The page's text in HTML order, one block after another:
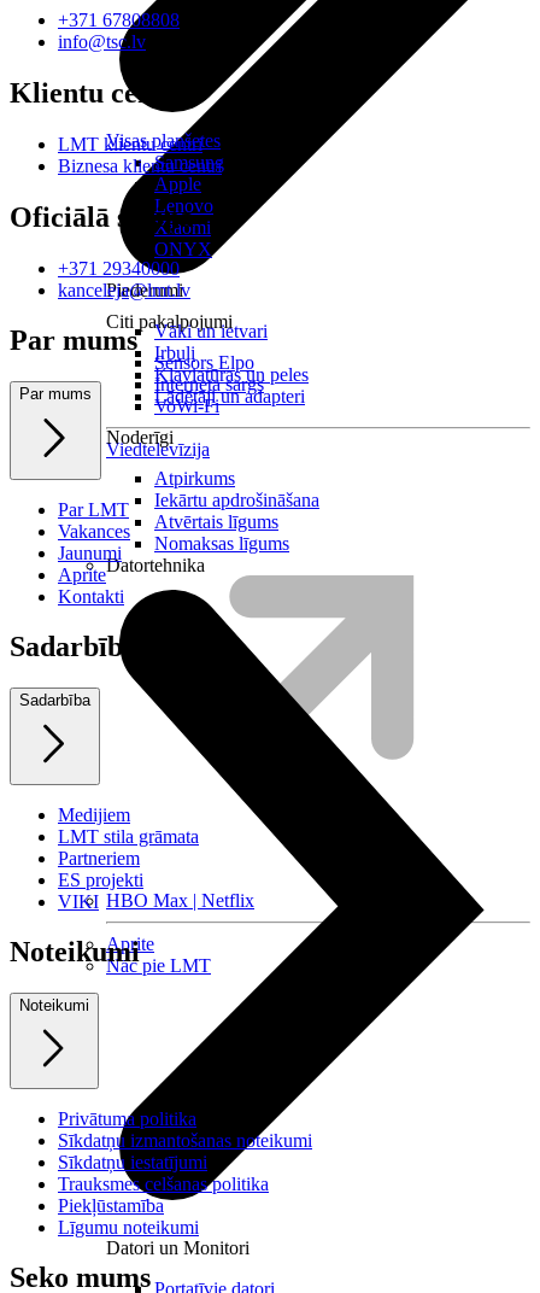
Citi pakalpojumi
Sensors Elpo
Interneta sargs
VoWi-Fi
Viedtelevīzija
HBO Max | Netflix
Aprite
Nāc pie LMT
Visas planšetes
Samsung
Apple
Lenovo
Xiaomi
ONYX
Piederumi
Vāki un ietvari
Irbuļi
Klaviatūras un peles
Lādētāji un adapteri
Noderīgi
Atpirkums
Iekārtu apdrošināšana
Atvērtais līgums
Nomaksas līgums
Datortehnika
Datori un Monitori
Portatīvie datori
+371 67808808
info@tsc.lv
Klientu centri
LMT klientu centri
Biznesa klientu centri
Oficiālā saziņa
+371 29340000
kanceleja@lmt.lv
Par mums
Par mums
Par LMT
Vakances
Jaunumi
Aprite
Kontakti
Sadarbība
Sadarbība
Medijiem
LMT stila grāmata
Partneriem
ES projekti
VIKI
Noteikumi
Noteikumi
Privātuma politika
Sīkdatņu izmantošanas noteikumi
Sīkdatņu iestatījumi
Trauksmes celšanas politika
Piekļūstamība
Līgumu noteikumi
Seko mums